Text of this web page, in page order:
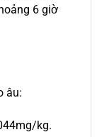
6 giờ
âu:
kg.